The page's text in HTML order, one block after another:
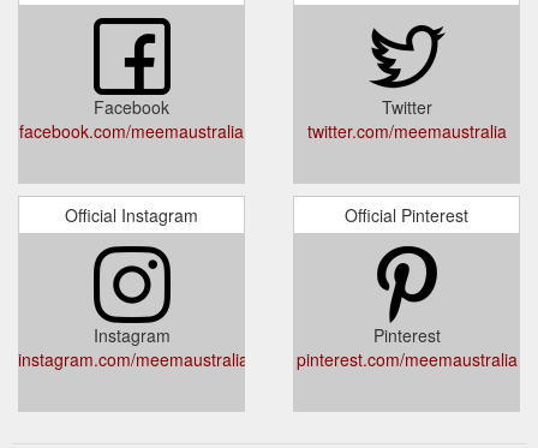
Facebook
facebook.com/meemaustralia
Twitter
twitter.com/meemaustralia
Official Instagram
Instagram
instagram.com/meemaustralia
Official Pinterest
Pinterest
pinterest.com/meemaustralia